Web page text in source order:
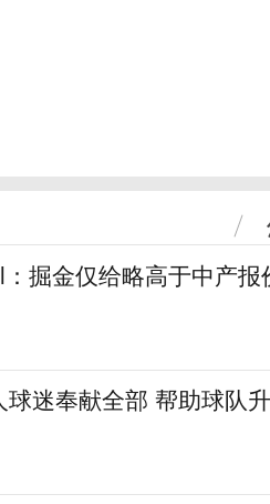
掘金仅给略高于中产报
迷奉献全部 帮助球队